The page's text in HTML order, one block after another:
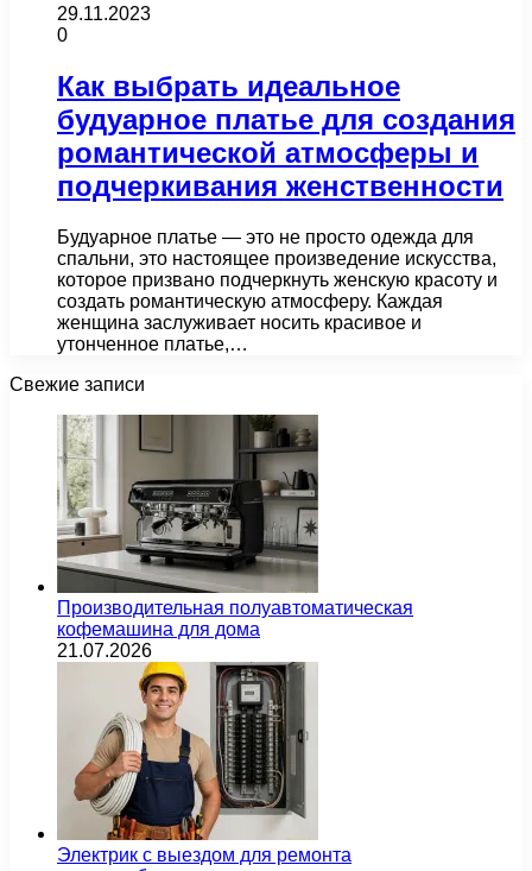
29.11.2023
0
Как выбрать идеальное
будуарное платье для создания
романтической атмосферы и
подчеркивания женственности
Будуарное платье — это не просто одежда для
спальни, это настоящее произведение искусства,
которое призвано подчеркнуть женскую красоту и
создать романтическую атмосферу. Каждая
женщина заслуживает носить красивое и
утонченное платье,…
Свежие записи
Производительная полуавтоматическая
кофемашина для дома
21.07.2026
Электрик с выездом для ремонта